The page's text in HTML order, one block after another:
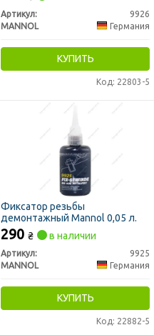
Артикул:
9926
MANNOL
Германия
КУПИТЬ
Код: 22803-5
Фиксатор резьбы
демонтажный Mannol 0,05 л.
290 ₴ в наличии
Артикул:
9925
MANNOL
Германия
КУПИТЬ
Код: 22882-5